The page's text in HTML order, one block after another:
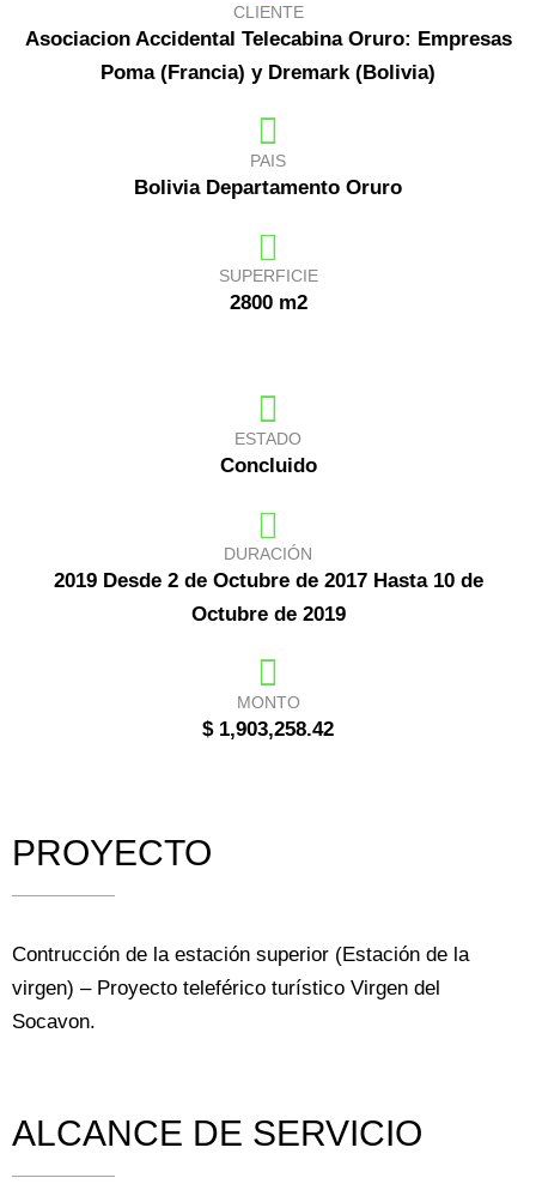
CLIENTE
Asociacion Accidental Telecabina Oruro: Empresas
Poma (Francia) y Dremark (Bolivia)
PAIS
Bolivia Departamento Oruro
SUPERFICIE
2800 m2
ESTADO
Concluido
DURACIÓN
2019 Desde 2 de Octubre de 2017 Hasta 10 de
Octubre de 2019
MONTO
$ 1,903,258.42
PROYECTO
Contrucción de la estación superior (Estación de la
virgen) – Proyecto teleférico turístico Virgen del
Socavon.
ALCANCE DE SERVICIO